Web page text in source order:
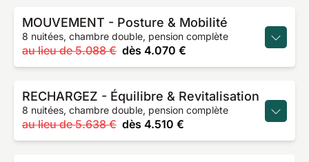
MOUVEMENT - Posture & Mobilité
8 nuitées, chambre double, pension complète
au lieu de 5.088 € dès 4.070 €
RECHARGEZ - Équilibre & Revitalisation
8 nuitées, chambre double, pension complète
au lieu de 5.638 € dès 4.510 €